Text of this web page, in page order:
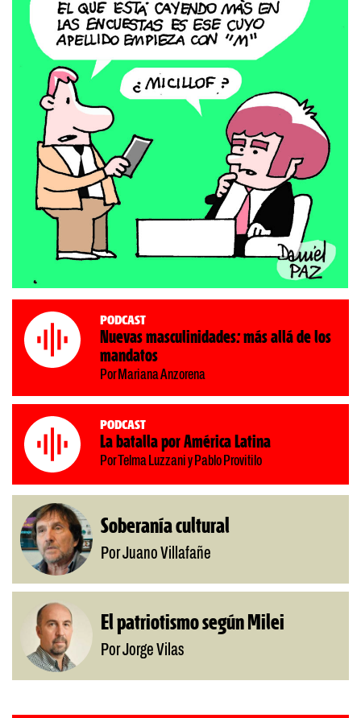
Podcast
Nuevas masculinidades: más allá de los
mandatos
Por Mariana Anzorena
Podcast
La batalla por América Latina
Por Telma Luzzani y Pablo Provitilo
Soberanía cultural
Por Juano Villafañe
El patriotismo según Milei
Por Jorge Vilas